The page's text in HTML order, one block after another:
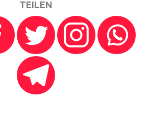
TEILEN